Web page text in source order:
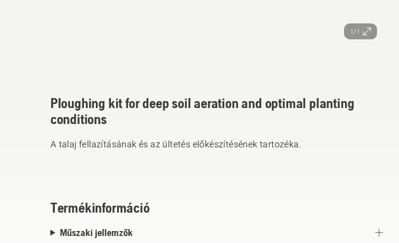
1/1
Ploughing kit for deep soil aeration and optimal planting
conditions
A talaj fellazításának és az ültetés előkészítésének tartozéka.
Termékinformáció
Műszaki jellemzők